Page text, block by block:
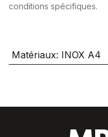
conditions spécifiques.
Matériaux: INOX A4